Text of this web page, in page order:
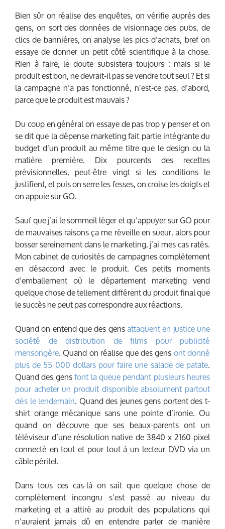
Bien sûr on réalise des enquêtes, on vérifie auprès des
gens, on sort des données de visionnage des pubs, de
clics de bannières, on analyse les pics d’achats, bref on
essaye de donner un petit côté scientifique à la chose.
Rien à faire, le doute subsistera toujours : mais si le
produit est bon, ne devrait-il pas se vendre tout seul ? Et si
la campagne n’a pas fonctionné, n’est-ce pas, d’abord,
parce que le produit est mauvais ?
Du coup en général on essaye de pas trop y penser et on
se dit que la dépense marketing fait partie intégrante du
budget d’un produit au même titre que le design ou la
matière première. Dix pourcents des recettes
prévisionnelles, peut-être vingt si les conditions le
justifient, et puis on serre les fesses, on croise les doigts et
on appuie sur GO.
Sauf que j’ai le sommeil léger et qu’appuyer sur GO pour
de mauvaises raisons ça me réveille en sueur, alors pour
bosser sereinement dans le marketing, j’ai mes cas ratés.
Mon cabinet de curiosités de campagnes complètement
en désaccord avec le produit. Ces petits moments
d’emballement où le département marketing vend
quelque chose de tellement différent du produit final que
le succès ne peut pas correspondre aux réactions.
Quand on entend que des gensattaquent en justice une
société de distribution de films pour publicité
mensongère. Quand on réalise que des gensont donné
plus de 55 000 dollars pour faire une salade de patate.
Quand des gensfont la queue pendant plusieurs heures
pour acheter un produit disponible absolument partout
dès le lendemain. Quand des jeunes gens portent des t-
shirt orange mécanique sans une pointe d’ironie. Ou
quand on découvre que ses beaux-parents ont un
téléviseur d’une résolution native de 3840 x 2160 pixel
connecté en tout et pour tout à un lecteur DVD via un
câble péritel.
Dans tous ces cas-là on sait que quelque chose de
complètement incongru s’est passé au niveau du
marketing et a attiré au produit des populations qui
n’auraient jamais dû en entendre parler de manière